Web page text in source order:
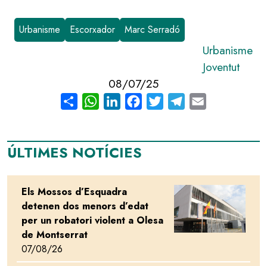
Urbanisme Escorxador Marc Serradó
Urbanisme
Joventut
08/07/25
Share WhatsAppLinkedInFacebook
Twitter Telegram
ÚLTIMES NOTÍCIES
Els Mossos d’Esquadra
detenen dos menors d’edat
per un robatori violent a Olesa
de Montserrat
07/08/26
Image